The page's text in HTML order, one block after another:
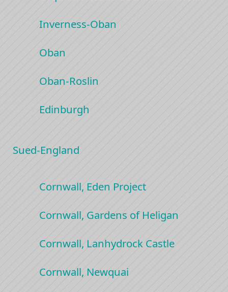
Inverness-Oban
Oban
Oban-Roslin
Edinburgh
Sued-England
Cornwall, Eden Project
Cornwall, Gardens of Heligan
Cornwall, Lanhydrock Castle
Cornwall, Newquai